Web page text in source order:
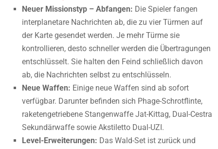
Neuer Missionstyp – Abfangen: Die Spieler fangen
interplanetare Nachrichten ab, die zu vier Türmen auf
der Karte gesendet werden. Je mehr Türme sie
kontrollieren, desto schneller werden die Übertragungen
entschlüsselt. Sie halten den Feind schließlich davon
ab, die Nachrichten selbst zu entschlüsseln.
Neue Waffen: Einige neue Waffen sind ab sofort
verfügbar. Darunter befinden sich Phage-Schrotflinte,
raketengetriebene Stangenwaffe Jat-Kittag, Dual-Cestra
Sekundärwaffe sowie Akstiletto Dual-UZI.
Level-Erweiterungen: Das Wald-Set ist zurück und